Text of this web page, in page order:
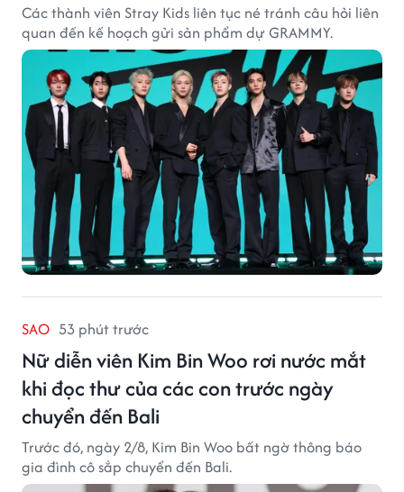
Các thành viên Stray Kids liên tục né tránh câu hỏi liên
quan đến kế hoạch gửi sản phẩm dự GRAMMY.
SAO 53 phút trước
Nữ diễn viên Kim Bin Woo rơi nước mắt
khi đọc thư của các con trước ngày
chuyển đến Bali
Trước đó, ngày 2/8, Kim Bin Woo bất ngờ thông báo
gia đình cô sắp chuyển đến Bali.